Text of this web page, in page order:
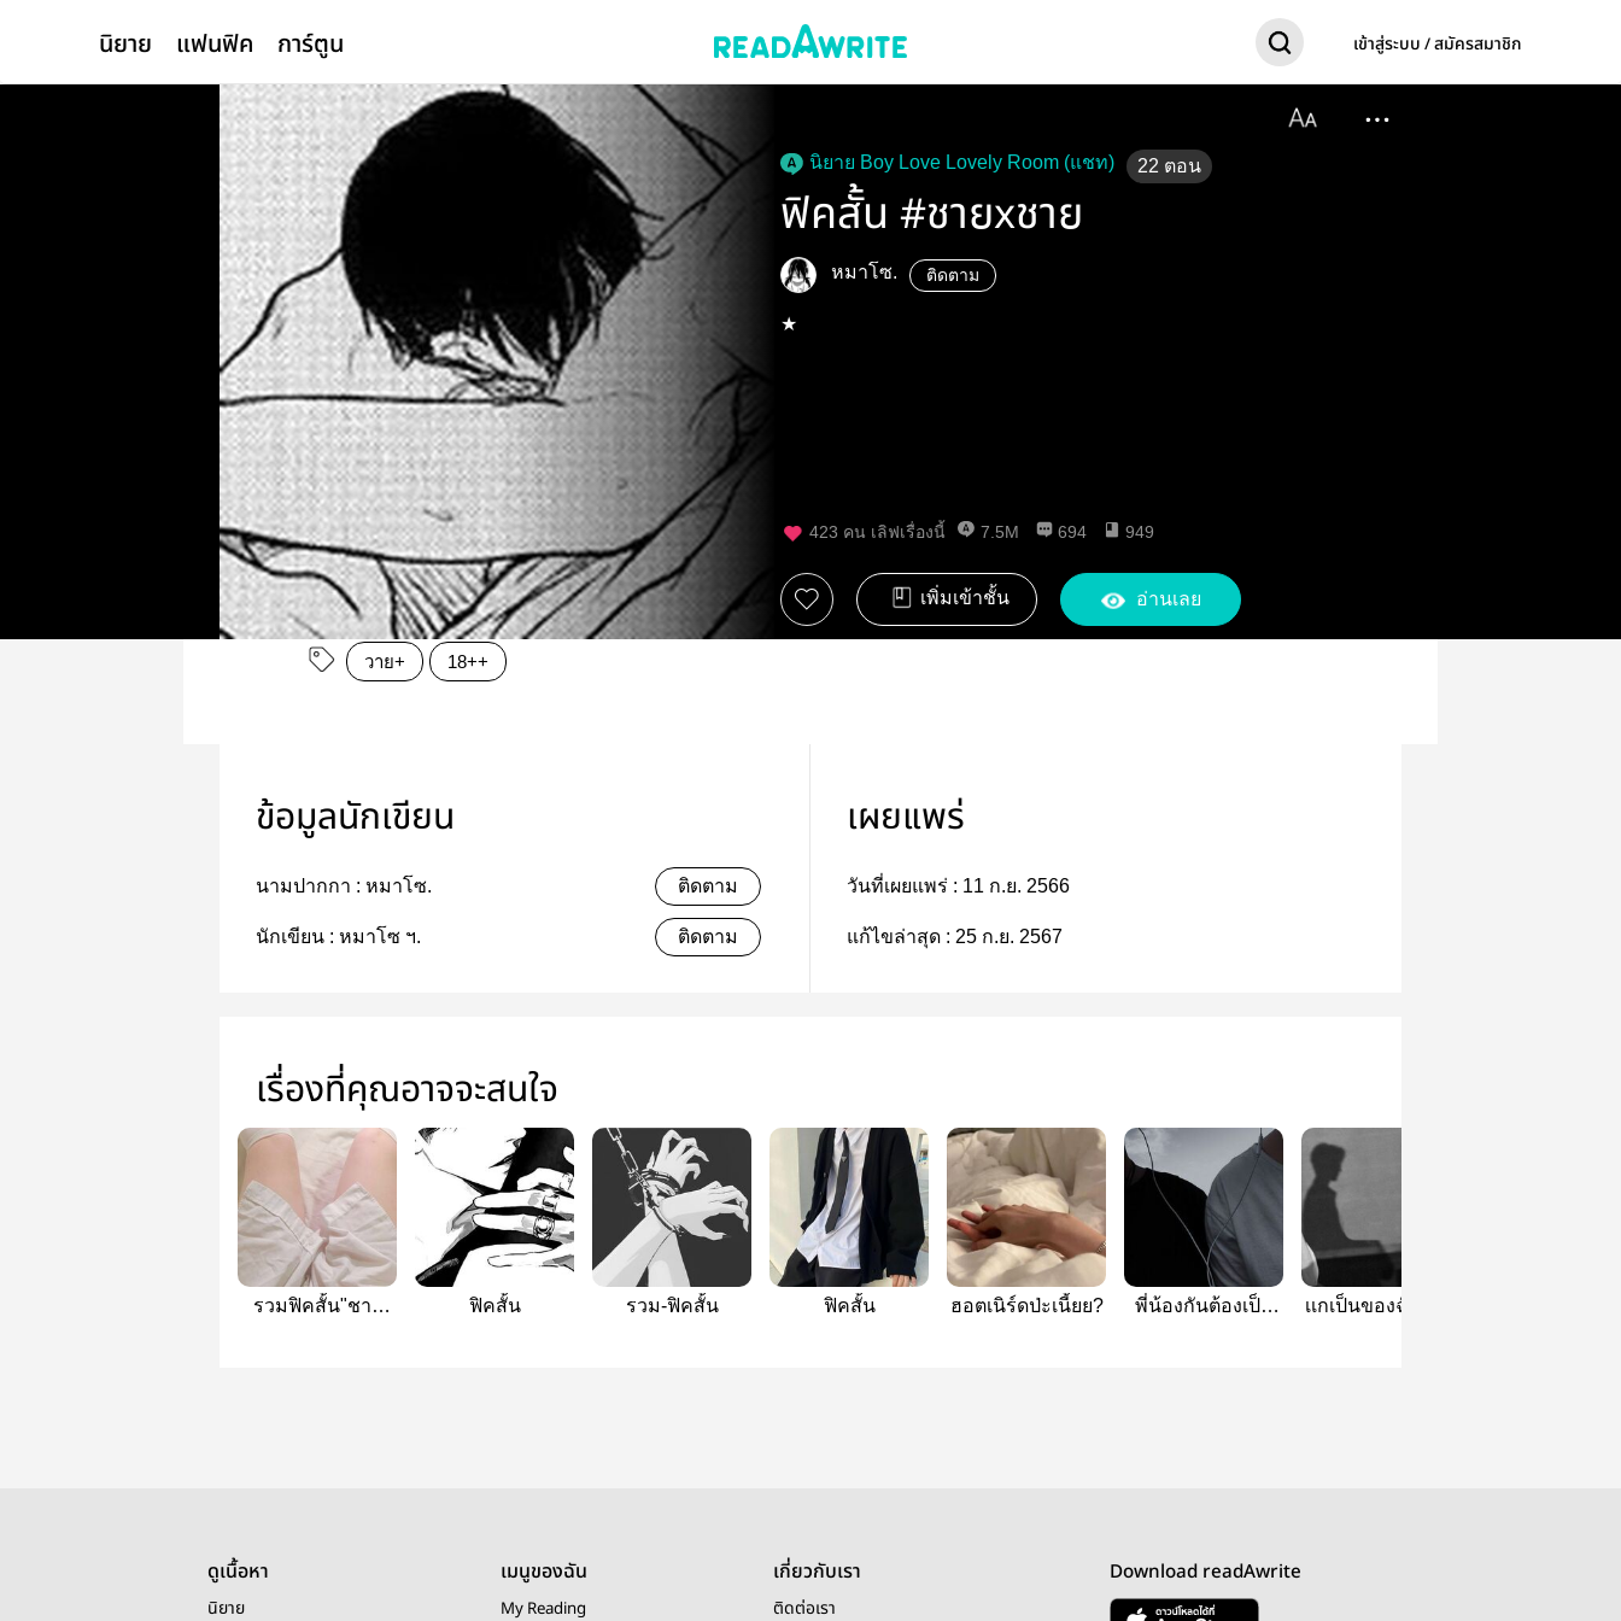
นิยาย แฟนฟิค การ์ตูน เข้าสู่ระบบ / สมัครสมาชิก
นิยาย Boy Love Lovely Room (แชท) 22 ตอน
ฟิคสั้น #ชายxชาย
หมาโซ. ติดตาม
★
423 คน เลิฟเรื่องนี้ 7.5M 694 949
เพิ่มเข้าชั้น อ่านเลย
วาย+ 18++
ข้อมูลนักเขียน
นามปากกา : หมาโซ. ติดตาม
นักเขียน : หมาโซ ฯ. ติดตาม
เผยแพร่
วันที่เผยแพร่ : 11 ก.ย. 2566
แก้ไขล่าสุด : 25 ก.ย. 2567
เรื่องที่คุณอาจจะสนใจ
รวมฟิคสั้น"ชาย
ฟิคสั้น รวม-ฟิคสั้น ฟิคสั้น ฮอตเนิร์ดป่ะเนี้ยย?
พี่น้องกันต้องเป็น
เเกเป็นของฉันเเล้ว
ดูเนื้อหา
นิยาย
เมนูของฉัน
My Reading
เกี่ยวกับเรา
ติดต่อเรา
Download readAwrite